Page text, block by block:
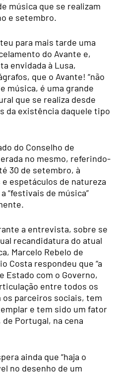
música que se realizam
e setembro.
para mais tarde uma
do Avante e,
envidada à Lusa,
que o Avante! “não
música, é uma grande
que se realiza desde
da existência daquele tipo
do Conselho de
no mesmo, referindo-
30 de setembro, à
espetáculos de natureza
“festivais de música”
a entrevista, sobre se
recandidatura do atual
Marcelo Rebelo de
Costa respondeu que “a
Estado com o Governo,
entre todos os
parceiros sociais, tem
e tem sido um fator
Portugal, na cena
ainda que “haja o
no desenho de um